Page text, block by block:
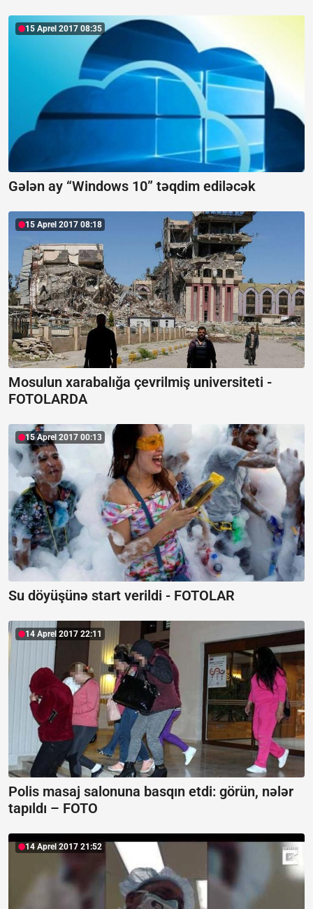
15 Aprel 2017 08:35
Gələn ay “Windows 10” təqdim ediləcək
15 Aprel 2017 08:18
Mosulun xarabalığa çevrilmiş universiteti -
FOTOLARDA
15 Aprel 2017 00:13
Su döyüşünə start verildi - FOTOLAR
14 Aprel 2017 22:11
Polis masaj salonuna basqın etdi: görün, nələr
tapıldı – FOTO
14 Aprel 2017 21:52